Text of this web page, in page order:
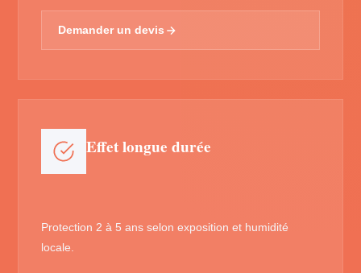
Demander un devis
Effet longue durée
Protection 2 à 5 ans selon exposition et humidité
locale.